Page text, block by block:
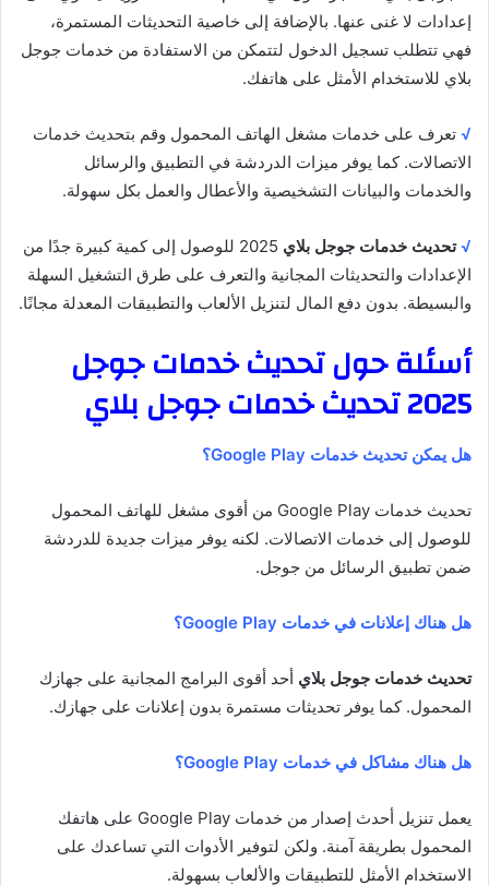
إعدادات لا غنى عنها. بالإضافة إلى خاصية التحديثات المستمرة،
فهي تتطلب تسجيل الدخول لتتمكن من الاستفادة من خدمات جوجل
بلاي للاستخدام الأمثل على هاتفك.
√ تعرف على خدمات مشغل الهاتف المحمول وقم بتحديث خدمات
الاتصالات. كما يوفر ميزات الدردشة في التطبيق والرسائل
والخدمات والبيانات التشخيصية والأعطال والعمل بكل سهولة.
√ تحديث خدمات جوجل بلاي
2025 للوصول إلى كمية كبيرة جدًا من
الإعدادات والتحديثات المجانية والتعرف على طرق التشغيل السهلة
والبسيطة. بدون دفع المال لتنزيل الألعاب والتطبيقات المعدلة مجانًا.
أسئلة حول تحديث خدمات جوجل
2025 تحديث خدمات جوجل بلاي
هل يمكن تحديث خدمات Google Play؟
تحديث خدمات Google Play من أقوى مشغل للهاتف المحمول
للوصول إلى خدمات الاتصالات. لكنه يوفر ميزات جديدة للدردشة
ضمن تطبيق الرسائل من جوجل.
هل هناك إعلانات في خدمات Google Play؟
تحديث خدمات جوجل بلاي أحد أقوى البرامج المجانية على جهازك
المحمول. كما يوفر تحديثات مستمرة بدون إعلانات على جهازك.
هل هناك مشاكل في خدمات Google Play؟
يعمل تنزيل أحدث إصدار من خدمات Google Play على هاتفك
المحمول بطريقة آمنة. ولكن لتوفير الأدوات التي تساعدك على
الاستخدام الأمثل للتطبيقات والألعاب بسهولة.